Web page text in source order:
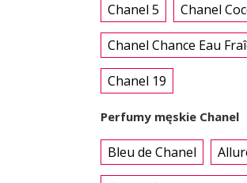
Chanel 5 Chanel
Chanel Chance Eau
Chanel 19
Perfumy męskie Chanel
Bleu de Chanel